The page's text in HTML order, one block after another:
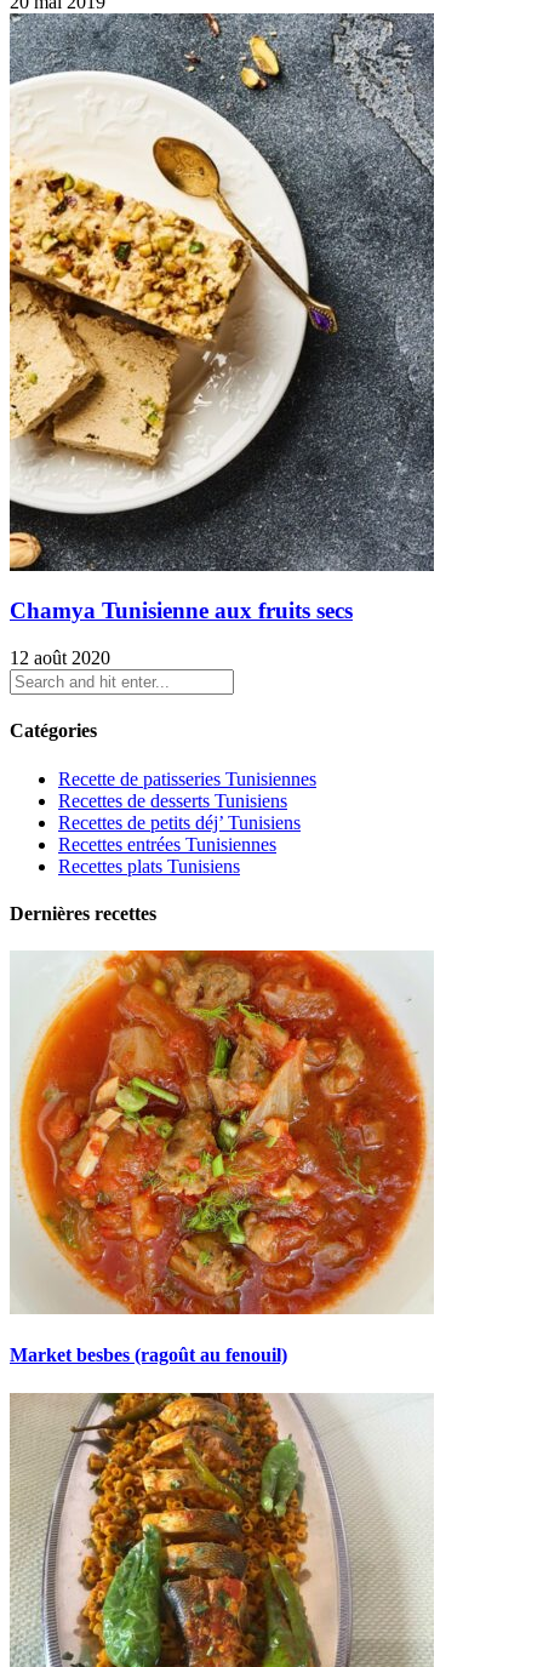
Chamya Tunisienne aux fruits secs
12 août 2020
Catégories
Recette de patisseries Tunisiennes
Recettes de desserts Tunisiens
Recettes de petits déj’ Tunisiens
Recettes entrées Tunisiennes
Recettes plats Tunisiens
Dernières recettes
Market besbes (ragoût au fenouil)